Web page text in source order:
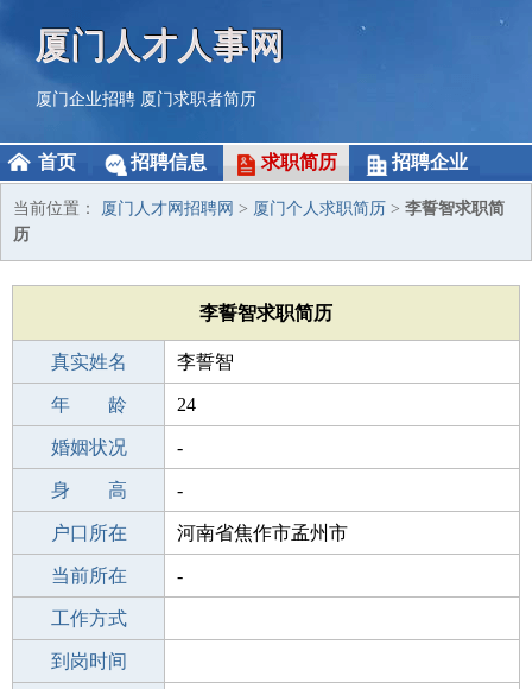
厦门人才人事网
厦门企业招聘 厦门求职者简历
首页 招聘信息 求职简历 招聘企业
当前位置： 厦门人才网招聘网 > 厦门个人求职简历 > 李誓智求职简
历
李誓智求职简历
真实姓名 李誓智
性 别 男
年 龄 24
出生年月 2002-08-14
婚姻状况 -
学 历 职校/技校
身 高 -
毕业学校 天水市天光电脑培训学校
户口所在 河南省焦作市孟州市
所学专业 -
当前所在 -
工作经验
工作方式
驾 照
到岗时间